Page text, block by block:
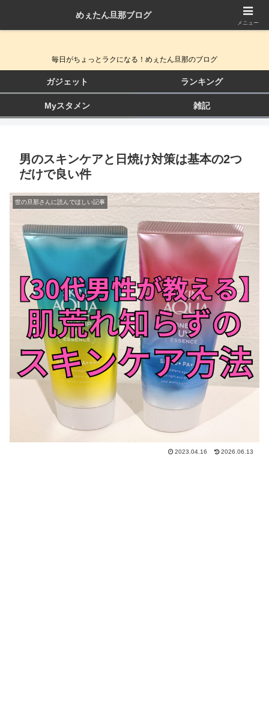
QOL向上ガジェット＆生活改善ブログ
毎日がちょっとラクになる！めぇたん旦那のブログ
ガジェット ランキング
Myスタメン 雑記
男のスキンケアと日焼け対策は基本の2つ
だけで良い件
世の旦那さんに読んでほしい記事
2023.04.16 2026.06.13
めぇたん旦那ブログ
メニュー